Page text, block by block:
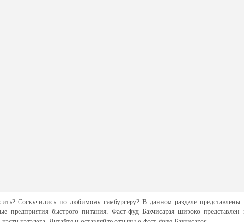
Соскучились по любимому гамбургеру? В данном разделе
предприятия быстрого питания. Фаст-фуд Бахчисарая широко